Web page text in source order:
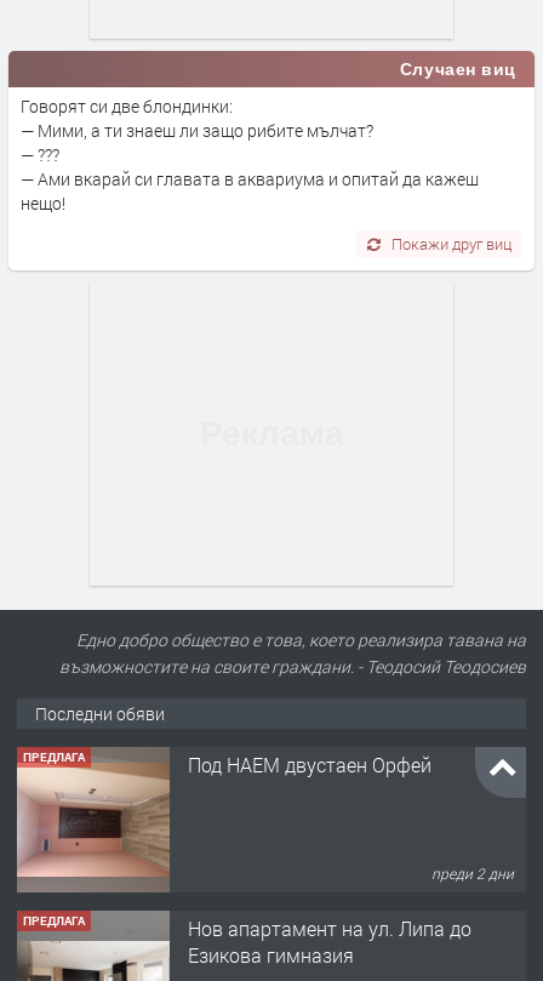
Случаен виц
Говорят си две блондинки:
— Мими, а ти знаеш ли защо рибите мълчат?
— ???
— Ами вкарай си главата в аквариума и опитай да кажеш
нещо!
Покажи друг виц
Едно добро общество е това, което реализира тавана на
възможностите на своите граждани. - Теодосий Теодосиев
Последни обяви
ПРЕДЛАГА Под НАЕМ двустаен Орфей
преди 2 дни
ПРЕДЛАГА
Нов апартамент на ул. Липа до
Езикова гимназия